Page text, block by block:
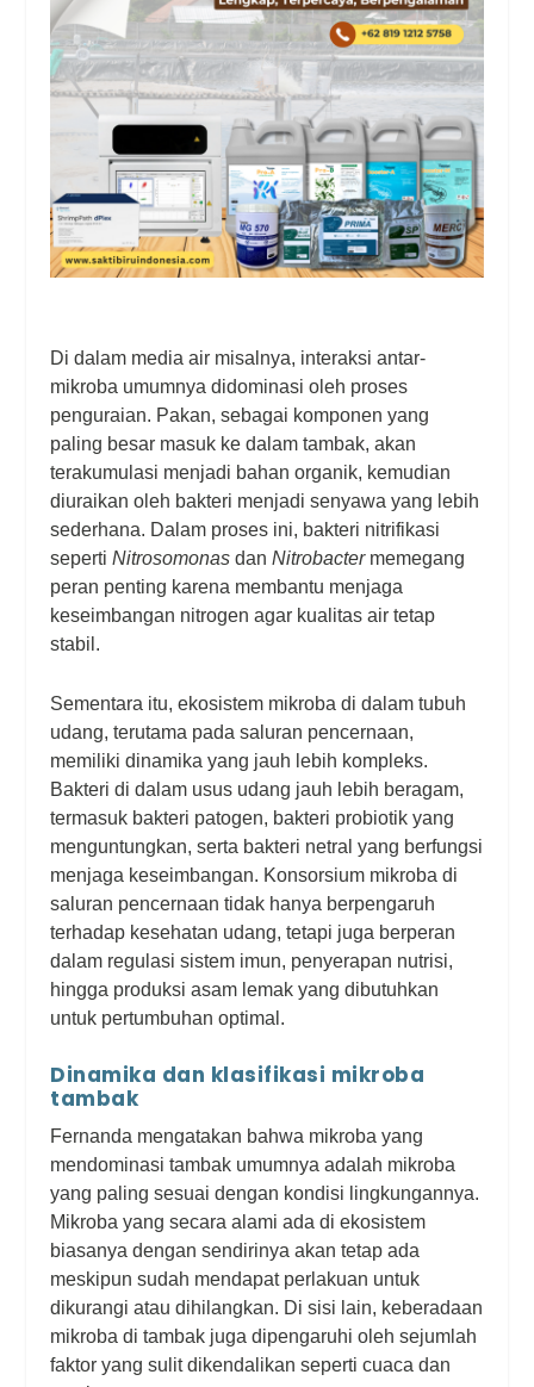
Di dalam media air misalnya, interaksi antar-
mikroba umumnya didominasi oleh proses
penguraian. Pakan, sebagai komponen yang
paling besar masuk ke dalam tambak, akan
terakumulasi menjadi bahan organik, kemudian
diuraikan oleh bakteri menjadi senyawa yang lebih
sederhana. Dalam proses ini, bakteri nitrifikasi
sepertiNitrosomonas danNitrobactermemegang
peran penting karena membantu menjaga
keseimbangan nitrogen agar kualitas air tetap
stabil.
Sementara itu, ekosistem mikroba di dalam tubuh
udang, terutama pada saluran pencernaan,
memiliki dinamika yang jauh lebih kompleks.
Bakteri di dalam usus udang jauh lebih beragam,
termasuk bakteri patogen, bakteri probiotik yang
menguntungkan, serta bakteri netral yang berfungsi
menjaga keseimbangan. Konsorsium mikroba di
saluran pencernaan tidak hanya berpengaruh
terhadap kesehatan udang, tetapi juga berperan
dalam regulasi sistem imun, penyerapan nutrisi,
hingga produksi asam lemak yang dibutuhkan
untuk pertumbuhan optimal.
Dinamika dan klasifikasi mikroba
tambak
Fernanda mengatakan bahwa mikroba yang
mendominasi tambak umumnya adalah mikroba
yang paling sesuai dengan kondisi lingkungannya.
Mikroba yang secara alami ada di ekosistem
biasanya dengan sendirinya akan tetap ada
meskipun sudah mendapat perlakuan untuk
dikurangi atau dihilangkan. Di sisi lain, keberadaan
mikroba di tambak juga dipengaruhi oleh sejumlah
faktor yang sulit dikendalikan seperti cuaca dan